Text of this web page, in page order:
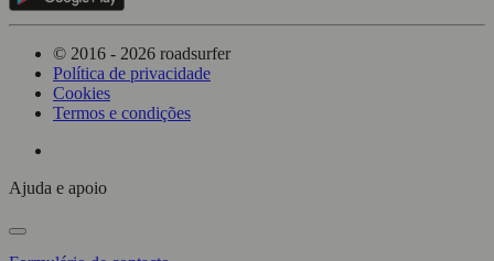
© 2016 - 2026 roadsurfer
Política de privacidade
Cookies
Termos e condições
Ajuda e apoio